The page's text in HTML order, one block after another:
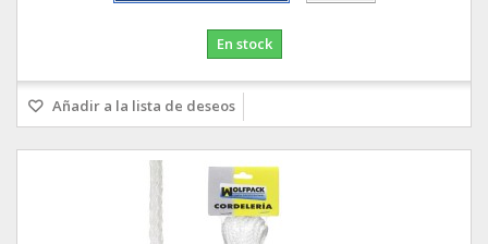
En stock
Añadir a la lista de deseos